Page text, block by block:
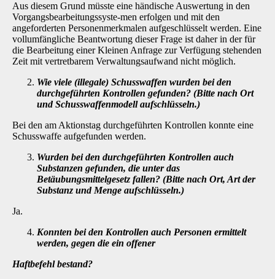
Aus diesem Grund müsste eine händische Auswertung in den
Vorgangsbearbeitungssyste-men erfolgen und mit den
angeforderten Personenmerkmalen aufgeschlüsselt werden. Eine
vollumfängliche Beantwortung dieser Frage ist daher in der für
die Bearbeitung einer Kleinen Anfrage zur Verfügung stehenden
Zeit mit vertretbarem Verwaltungsaufwand nicht möglich.
Wie viele (illegale) Schusswaffen wurden bei den
durchgeführten Kontrollen ge­funden? (Bitte nach Ort
und Schusswaffenmodell aufschlüsseln.)
Bei den am Aktionstag durchgeführten Kontrollen konnte eine
Schusswaffe aufgefunden wer­den.
Wurden bei den durchgeführten Kontrollen auch
Substanzen gefunden, die unter das
Betäubungsmittelgesetz fallen? (Bitte nach Ort, Art der
Substanz und Menge aufschlüsseln.)
Ja.
Konnten bei den Kontrollen auch Personen ermittelt
werden, gegen die ein offener
Haftbefehl bestand?